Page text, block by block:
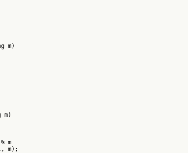
m)
m)
m
m);